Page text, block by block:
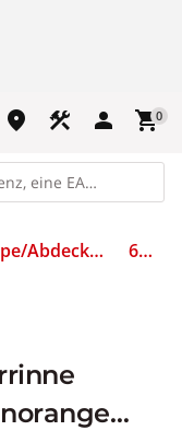
place construction person shopping_cart0
Schutzkappe/Abdeckung für Stiel/Profilschiene 6003750